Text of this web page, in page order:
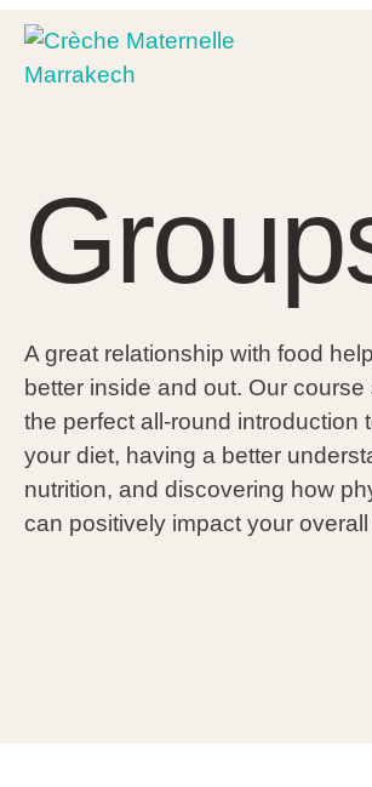
A great relationship with food
better inside and out. Our course
the perfect all-round introduction
your diet, having a better
nutrition, and discovering how
can positively impact your